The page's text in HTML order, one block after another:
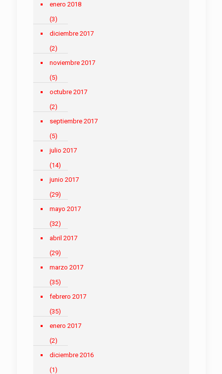
enero 2018
(3)
diciembre 2017
(2)
noviembre 2017
(5)
octubre 2017
(2)
septiembre 2017
(5)
julio 2017
(14)
junio 2017
(29)
mayo 2017
(32)
abril 2017
(29)
marzo 2017
(35)
febrero 2017
(35)
enero 2017
(2)
diciembre 2016
(1)